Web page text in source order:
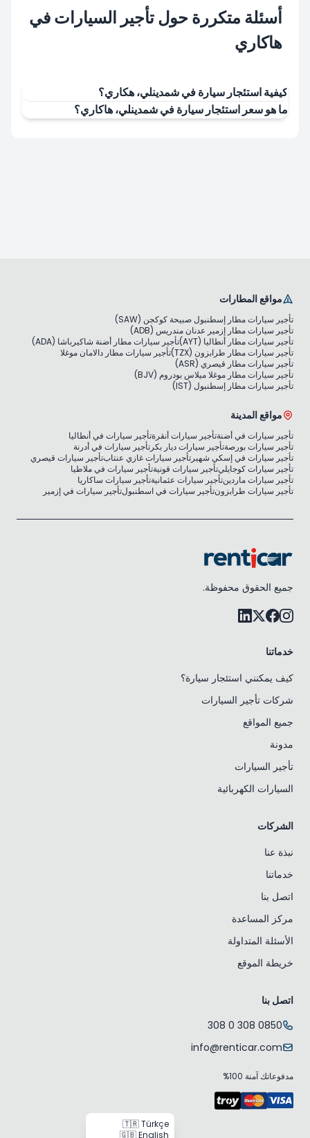
أسئلة متكررة حول تأجير السيارات في
هاكاري
كيفية استئجار سيارة في شمدينلي، هكاري؟
ما هو سعر استئجار سيارة في شمدينلي، هاكاري؟
مواقع المطارات
تأجير سيارات مطار إسطنبول صبيحة كوكجن (SAW)
تأجير سيارات مطار إزمير عدنان مندريس (ADB)
تأجير سيارات مطار أنطاليا (AYT)
تأجير سيارات مطار أضنة شاكيرباشا (ADA)
تأجير سيارات مطار طرابزون (TZX)
تأجير سيارات مطار دالامان موغلا
تأجير سيارات مطار قيصري (ASR)
تأجير سيارات مطار موغلا ميلاس بودروم (BJV)
تأجير سيارات مطار إسطنبول (IST)
مواقع المدينة
تأجير سيارات في أضنةتأجير سيارات أنقرةتأجير سيارات في أنطاليا
تأجير سيارات بورصةتأجير سيارات ديار بكرتأجير سيارات في أدرنة
تأجير سيارات في إسكي شهيرتأجير سيارات غازي عنتابتأجير سيارات قيصري
تأجير سيارات كوجايليتأجير سيارات قونيةتأجير سيارات في ملاطيا
تأجير سيارات ماردينتأجير سيارات عثمانيةتأجير سيارات ساكاريا
تأجير سيارات طرابزونتأجير سيارات في اسطنبولتأجير سيارات في إزمير
جميع الحقوق محفوظة.
خدماتنا
كيف يمكنني استئجار سيارة؟
شركات تأجير السيارات
جميع المواقع
مدونة
تأجير السيارات
السيارات الكهربائية
الشركات
نبذة عنا
خدماتنا
اتصل بنا
مركز المساعدة
الأسئلة المتداولة
خريطة الموقع
اتصل بنا
0850 308 0 308
info@renticar.com
مدفوعاتك آمنة 100%
🇹🇷 Türkçe
🇬🇧 English